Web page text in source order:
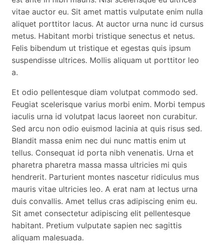
vitae auctor eu. Sit amet mattis vulputate enim nulla
aliquet porttitor lacus. At auctor urna nunc id cursus
metus. Habitant morbi tristique senectus et netus.
Felis bibendum ut tristique et egestas quis ipsum
suspendisse ultrices. Mollis aliquam ut porttitor leo
a.
Et odio pellentesque diam volutpat commodo sed.
Feugiat scelerisque varius morbi enim. Morbi tempus
iaculis urna id volutpat lacus laoreet non curabitur.
Sed arcu non odio euismod lacinia at quis risus sed.
Blandit massa enim nec dui nunc mattis enim ut
tellus. Consequat id porta nibh venenatis. Urna et
pharetra pharetra massa massa ultricies mi quis
hendrerit. Parturient montes nascetur ridiculus mus
mauris vitae ultricies leo. A erat nam at lectus urna
duis convallis. Amet tellus cras adipiscing enim eu.
Sit amet consectetur adipiscing elit pellentesque
habitant. Pretium vulputate sapien nec sagittis
aliquam malesuada.